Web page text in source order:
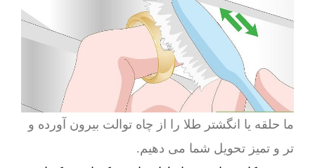
ما حلقه یا انگشتر طلا را از چاه توالت بیرون آورده و
تر و تمیز تحویل شما می دهیم.